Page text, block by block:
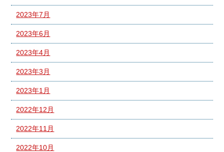
2023年7月
2023年6月
2023年4月
2023年3月
2023年1月
2022年12月
2022年11月
2022年10月